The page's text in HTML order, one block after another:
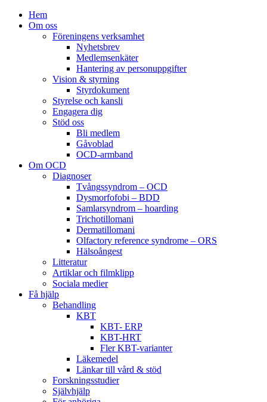
Hem
Om oss
Föreningens verksamhet
Nyhetsbrev
Medlemsenkäter
Hantering av personuppgifter
Vision & styrning
Styrdokument
Styrelse och kansli
Engagera dig
Stöd oss
Bli medlem
Gåvoblad
OCD-armband
Om OCD
Diagnoser
Tvångssyndrom – OCD
Dysmorfofobi – BDD
Samlarsyndrom – hoarding
Trichotillomani
Dermatillomani
Olfactory reference syndrome – ORS
Hälsoångest
Litteratur
Artiklar och filmklipp
Sociala medier
Få hjälp
Behandling
KBT
KBT- ERP
KBT-HRT
Fler KBT-varianter
Läkemedel
Länkar till vård & stöd
Forskningsstudier
Självhjälp